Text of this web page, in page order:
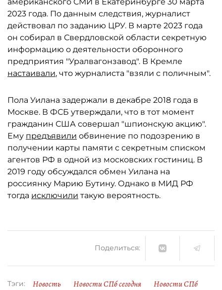
2023 года. По данным следствия, журналист
действовал по заданию ЦРУ. В марте 2023 года
он собирал в Свердловской области секретную
информацию о деятельности оборонного
предприятия "Уралвагонзавод". В Кремле
настаивали, что журналиста "взяли с поличным".
Пола Уилана задержали в декабре 2018 года в
Москве. В ФСБ утверждали, что в тот момент
гражданин США совершал "шпионскую акцию".
Ему предъявили обвинение по подозрению в
получении карты памяти с секретным списком
агентов РФ в одной из московских гостиниц. В
2019 году обсуждался обмен Уилана на
россиянку Марию Бутину. Однако в МИД РФ
тогда исключили такую вероятность.
Поделиться:
Тэги: Новость Новости СПб сегодня
Новости СПб